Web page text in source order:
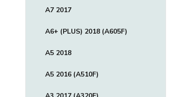
A7 2017
A6+ (PLUS) 2018 (A605F)
A5 2018
A5 2016 (A510F)